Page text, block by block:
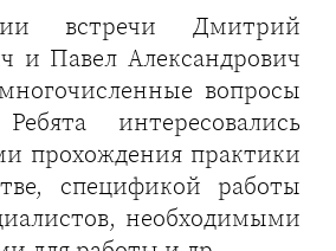
встречи Дмитрий
и Павел Александрович
вопросы
интересовались
прохождения практики
спецификой работы
необходимыми